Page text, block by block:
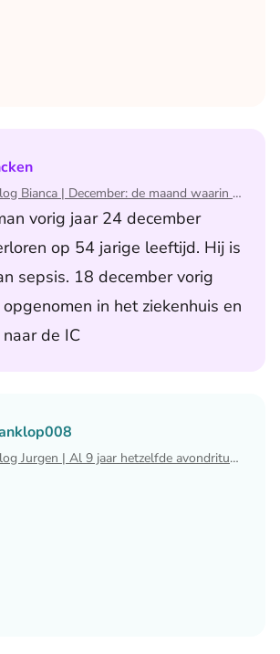
Blog Bianca | December: de maand waarin ik mijn man verloor
vorig jaar 24 december
op 54 jarige leeftijd. Hij is
sepsis. 18 december vorig
in het ziekenhuis en
de IC
Blog Bianca | December: de maand
Blog Jurgen | Al 9 jaar hetzelfde avondritueel
Blog Jurgen | Al 9 jaar hetzelfde